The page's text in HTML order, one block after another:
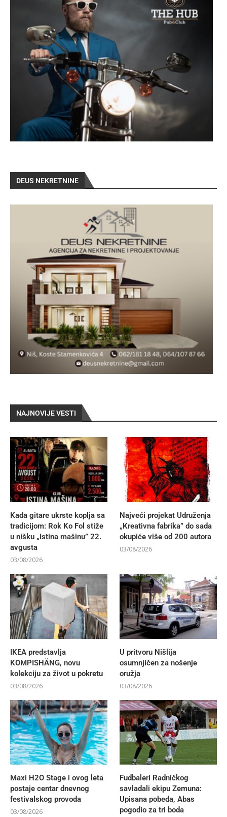
DEUS NEKRETNINE
NAJNOVIJE VESTI
Kada gitare ukrste koplja sa
tradicijom: Rok Ko Fol stiže
u nišku „Istina mašinu” 22.
avgusta
03/08/2026
Najveći projekat Udruženja
„Kreativna fabrika” do sada
okupiće više od 200 autora
03/08/2026
IKEA predstavlja
KOMPISHÄNG, novu
kolekciju za život u pokretu
03/08/2026
U pritvoru Nišlija
osumnjičen za nošenje
oružja
03/08/2026
Maxi H2O Stage i ovog leta
postaje centar dnevnog
festivalskog provoda
03/08/2026
Fudbaleri Radničkog
savladali ekipu Zemuna:
Upisana pobeda, Abas
pogodio za tri boda